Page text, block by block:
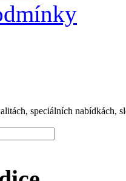
speciálních nabídkách,